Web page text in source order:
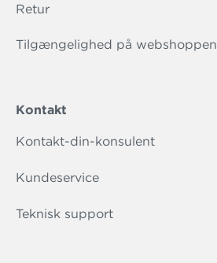
Retur
Tilgængelighed på webshoppen
Kontakt
Kontakt-din-konsulent
Kundeservice
Teknisk support